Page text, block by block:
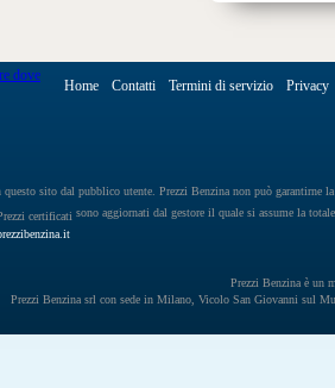
Home Contatti Termini di servizio Privacy
sito dal pubblico utente. Prezzi Benzina non può garantirne
sono aggiornati dal gestore il quale si assume la
Prezzi Benzina è un
Prezzi Benzina srl con sede in Milano, Vicolo San Giovanni sul